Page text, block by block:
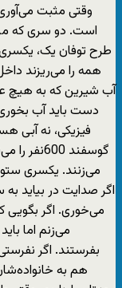
همه را می‌ریزند
فیزیکی، نه آبی
گوسفند
می‌زنند. یکسری
اگر صدایت در بیاید
می‌خوری. اگر بگویی
بفرستند. اگر
هم به